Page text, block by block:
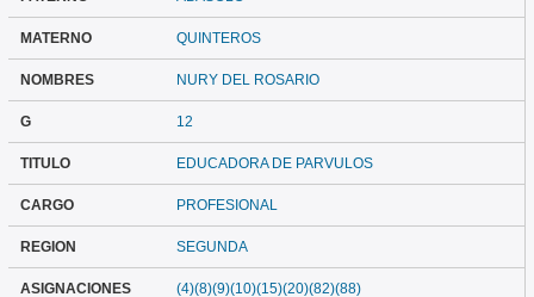
MATERNO QUINTEROS
NOMBRES NURY DEL ROSARIO
G 12
TITULO EDUCADORA DE PARVULOS
CARGO PROFESIONAL
REGION SEGUNDA
ASIGNACIONES
(4)(8)(9)(10)(15)(20)(82)(88)